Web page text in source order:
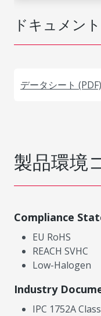
ドキュメン
データシート (PDF)
製品環境
Compliance
EU RoHS
REACH SVHC
Low-Halogen
Industry
IPC 1752A